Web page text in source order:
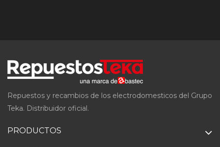
Repuestos y recambios de los electrodomesticos del Grupo
Teka. Distribuidor oficial.
PRODUCTOS